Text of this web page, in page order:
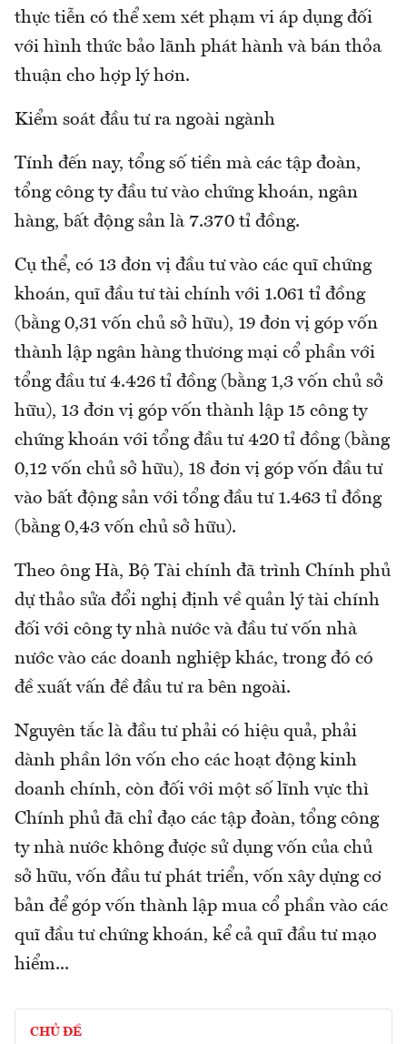
thực tiễn có thể xem xét phạm vi áp dụng đối
với hình thức bảo lãnh phát hành và bán thỏa
thuận cho hợp lý hơn.
Kiểm soát đầu tư ra ngoài ngành
Tính đến nay, tổng số tiền mà các tập đoàn,
tổng công ty đầu tư vào chứng khoán, ngân
hàng, bất động sản là 7.370 tỉ đồng.
Cụ thể, có 13 đơn vị đầu tư vào các quĩ chứng
khoán, quĩ đầu tư tài chính với 1.061 tỉ đồng
(bằng 0,31 vốn chủ sở hữu), 19 đơn vị góp vốn
thành lập ngân hàng thương mại cổ phần với
tổng đầu tư 4.426 tỉ đồng (bằng 1,3 vốn chủ sở
hữu), 13 đơn vị góp vốn thành lập 15 công ty
chứng khoán với tổng đầu tư 420 tỉ đồng (bằng
0,12 vốn chủ sở hữu), 18 đơn vị góp vốn đầu tư
vào bất động sản với tổng đầu tư 1.463 tỉ đồng
(bằng 0,43 vốn chủ sở hữu).
Theo ông Hà, Bộ Tài chính đã trình Chính phủ
dự thảo sửa đổi nghị định về quản lý tài chính
đối với công ty nhà nước và đầu tư vốn nhà
nước vào các doanh nghiệp khác, trong đó có
đề xuất vấn đề đầu tư ra bên ngoài.
Nguyên tắc là đầu tư phải có hiệu quả, phải
dành phần lớn vốn cho các hoạt động kinh
doanh chính, còn đối với một số lĩnh vực thì
Chính phủ đã chỉ đạo các tập đoàn, tổng công
ty nhà nước không được sử dụng vốn của chủ
sở hữu, vốn đầu tư phát triển, vốn xây dựng cơ
bản để góp vốn thành lập mua cổ phần vào các
quĩ đầu tư chứng khoán, kể cả quĩ đầu tư mạo
hiểm...
CHỦ ĐỀ